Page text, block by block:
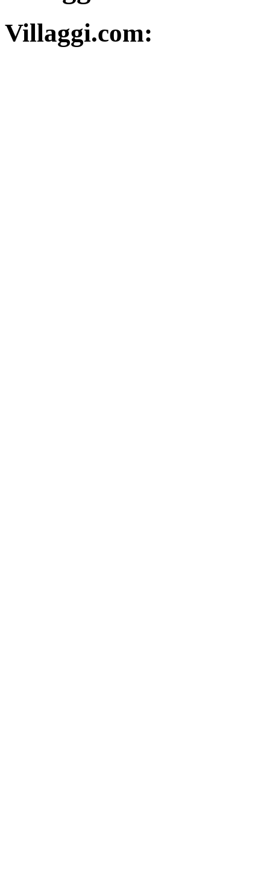
Villaggi.com: